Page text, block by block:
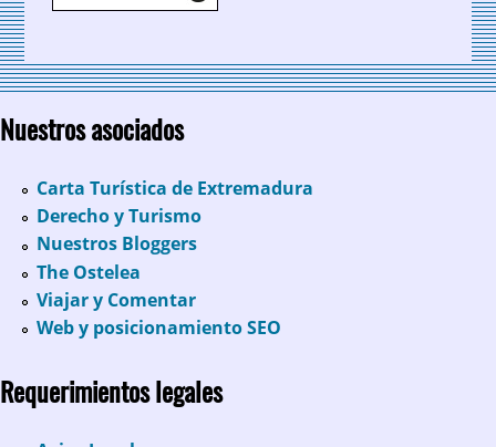
Nuestros asociados
Carta Turística de Extremadura
Derecho y Turismo
Nuestros Bloggers
The Ostelea
Viajar y Comentar
Web y posicionamiento SEO
Requerimientos legales